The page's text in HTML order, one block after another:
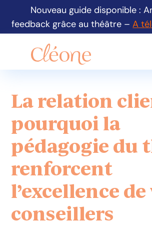
Nouveau guide disponible :
feedback grâce au théâtre –A
La relation
pourquoi la
pédagogie du
renforcent
l’excellence de
conseillers